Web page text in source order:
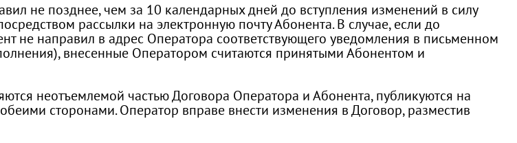
не позднее, чем за 10 календарных дней до вступления изменений в силу
рассылки на электронную почту Абонента. В случае, если до
не направил в адрес Оператора соответствующего уведомления в письменном
внесенные Оператором считаются принятыми Абонентом и
неотъемлемой частью Договора Оператора и Абонента, публикуются на
сторонами. Оператор вправе внести изменения в Договор, разместив